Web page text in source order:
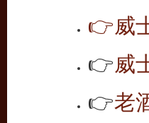
👉威
👉威
👉老